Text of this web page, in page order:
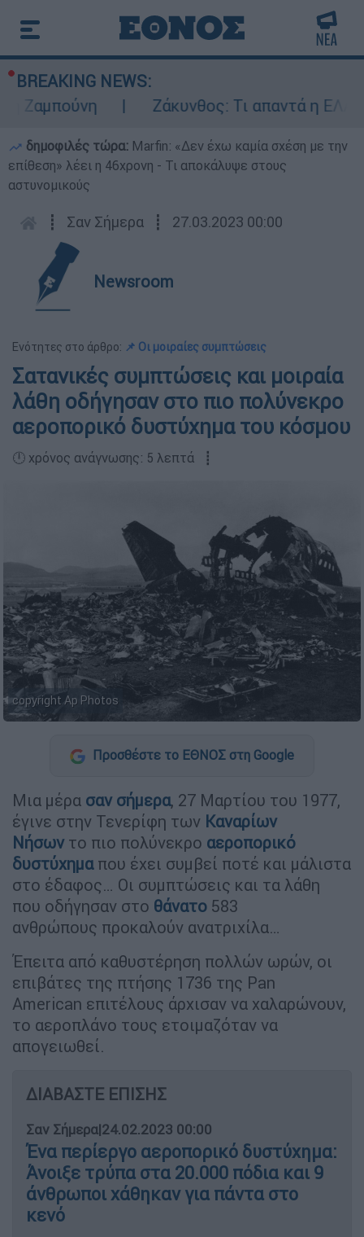
BREAKING NEWS:
Ζάκυνθος: Τι απαντά η ΕΛΑΣ για
δημοφιλές τώρα: Marfin: «Δεν έχω καμία σχέση με την
επίθεση» λέει η 46χρονη - Τι αποκάλυψε στους
αστυνομικούς
┋ Σαν Σήμερα ┋ 27.03.2023 00:00
Newsroom
Ενότητες στο άρθρο: 📌 Οι μοιραίες συμπτώσεις
Σατανικές συμπτώσεις και μοιραία
λάθη οδήγησαν στο πιο πολύνεκρο
αεροπορικό δυστύχημα του κόσμου
🕛 χρόνος ανάγνωσης: 5 λεπτά ┋
copyright Ap Photos
Προσθέστε το ΕΘΝΟΣ στη Google
Μια μέρα σαν σήμερα, 27 Μαρτίου του 1977,
έγινε στην Τενερίφη των Καναρίων
Νήσωντο πιο πολύνεκρο αεροπορικό
δυστύχημαπου έχει συμβεί ποτέ και μάλιστα
στο έδαφος… Οι συμπτώσεις και τα λάθη
που οδήγησαν στο θάνατο 583
ανθρώπους προκαλούν ανατριχίλα…
Έπειτα από καθυστέρηση πολλών ωρών, οι
επιβάτες της πτήσης 1736 της Pan
American επιτέλους άρχισαν να χαλαρώνουν,
το αεροπλάνο τους ετοιμαζόταν να
απογειωθεί.
ΔΙΑΒΑΣΤΕ ΕΠΙΣΗΣ
Σαν Σήμερα|24.02.2023 00:00
Ένα περίεργο αεροπορικό δυστύχημα:
Άνοιξε τρύπα στα 20.000 πόδια και 9
άνθρωποι χάθηκαν για πάντα στο
κενό